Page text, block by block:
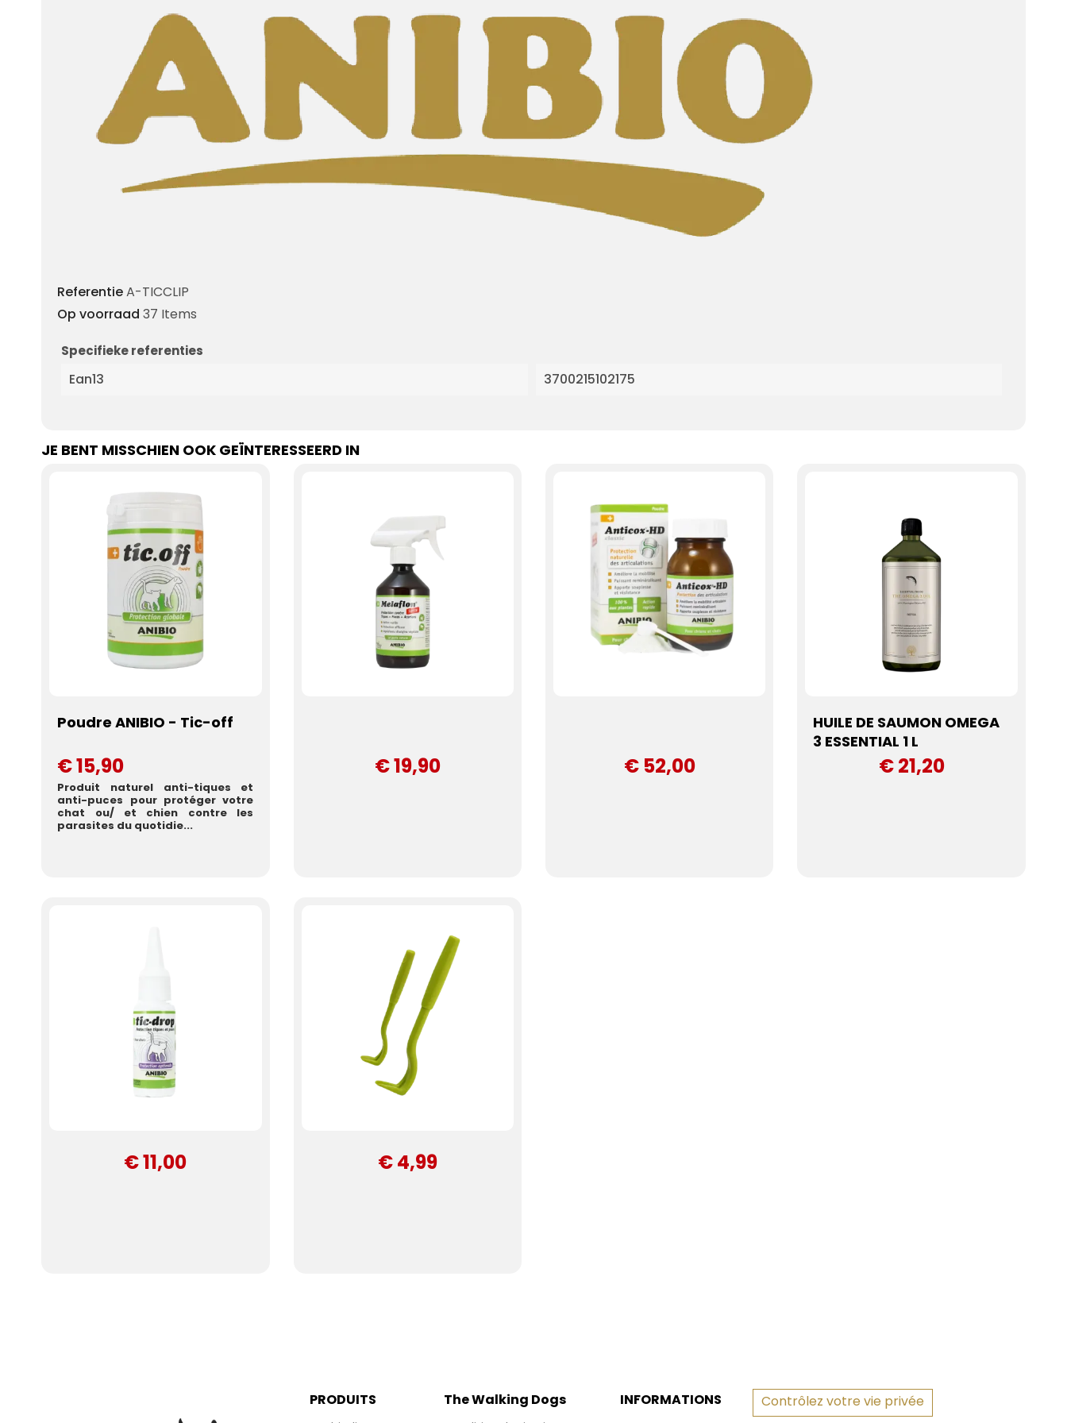
ReferentieA-TICCLIP
Op voorraad 37 Items
Specifieke referenties
Ean13 3700215102175
JE BENT MISSCHIEN OOK GEÏNTERESSEERD IN
Poudre ANIBIO - Tic-off
€ 15,90
Produit naturel anti-tiques et
anti-puces pour protéger votre
chat ou/ et chien contre les
parasites du quotidie...
€ 19,90 € 52,00
HUILE DE SAUMON OMEGA
3 ESSENTIAL 1 L
€ 21,20
€ 11,00 € 4,99
PRODUITS The Walking Dogs INFORMATIONS Contrôlez votre vie privée